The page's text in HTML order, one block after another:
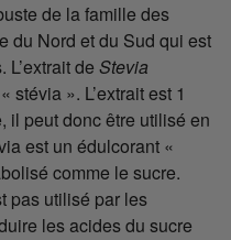
de la famille des
du Nord et du Sud qui est
de Stevia
stévia ». L’extrait est 1
il peut donc être utilisé en
est un édulcorant «
comme le sucre.
pas utilisé par les
les acides du sucre